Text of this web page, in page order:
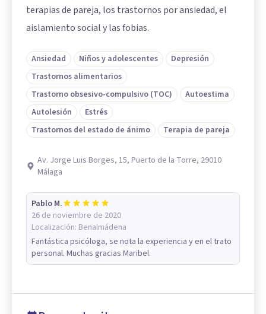
terapias de pareja, los trastornos por ansiedad, el
aislamiento social y las fobias.
Ansiedad Niños y adolescentes
Depresión
Trastornos alimentarios
Trastorno obsesivo-compulsivo (TOC)
Autoestima
Autolesión
Estrés
Trastornos del estado de ánimo
Terapia de pareja
Av. Jorge Luis Borges, 15, Puerto de la Torre, 29010
Málaga
Pablo M.
26 de noviembre de 2020
Localización: Benalmádena
Fantástica psicóloga, se nota la experiencia y en el trato
personal. Muchas gracias Maribel.